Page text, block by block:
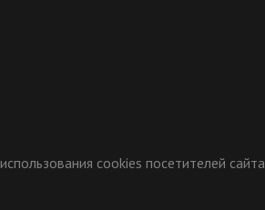
cookies посетителей сайта